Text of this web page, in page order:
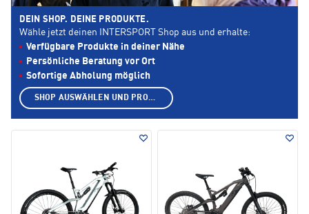
DEIN SHOP. DEINE PRODUKTE.
Wähle jetzt deinen INTERSPORT Shop aus und erhalte:
Verfügbare Produkte in deiner Nähe
Persönliche Beratung vor Ort
Sofortige Abholung möglich
SHOP AUSWÄHLEN UND PRODUKTE ANZEIGEN